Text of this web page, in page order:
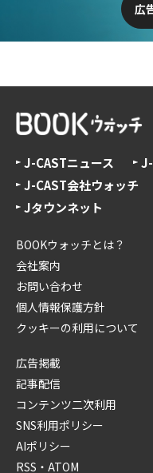
広
J-CASTニュース
J-CAST会社ウォッチ
Jタウンネット
BOOKウォッチとは？
会社案内
お問い合わせ
個人情報保護方針
クッキーの利用について
広告掲載
記事配信
コンテンツ二次利用
SNS利用ポリシー
AIポリシー
RSS・ATOM